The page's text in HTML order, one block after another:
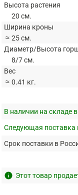
Высота растения
20 см.
Ширина кроны
≈ 25 см.
Диаметр/Высота
8/7 см.
Вес
≈ 0.41 кг.
В наличии на складе
Следующая поставка
Срок поставки в
info Этот товар